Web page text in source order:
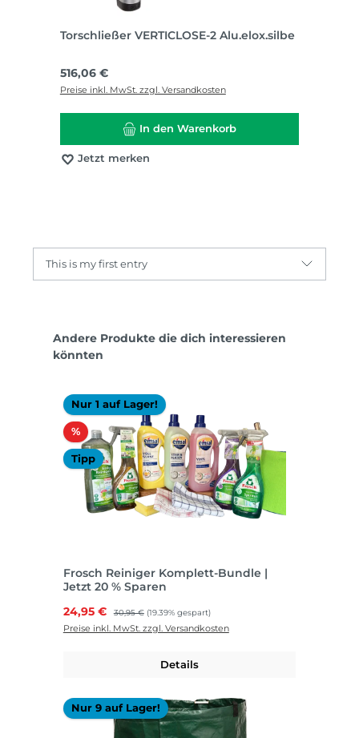
Torschließer VERTICLOSE-2 Alu.elox.silbe
Regulärer Preis:
516,06 €
Preise inkl. MwSt. zzgl. Versandkosten
In den Warenkorb
Jetzt merken
This is my first entry
Produktgalerie überspringen
Andere Produkte die dich interessieren
könnten
Nur 1 auf Lager!
%Rabatt
Tipp
Frosch Reiniger Komplett-Bundle |
Jetzt 20 % Sparen
Verkaufspreis:
24,95 € Regulärer Preis:
30,95 € (19.39% gespart)
Preise inkl. MwSt. zzgl. Versandkosten
Details
Nur 9 auf Lager!